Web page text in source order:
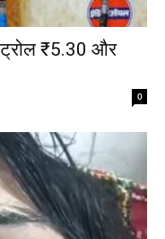
₹5.30 और
0